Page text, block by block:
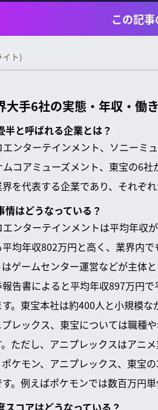
この記
イト)
大手6社の実態・年収・働
半と呼ばれる企業とは？
ンターテインメント、ソニーミ
コアミューズメント、東宝の6
を代表する企業であり、それぞれ
情はどうなっている？
ンターテインメントは平均年収
均年収802万円と高く、業界内
ゲームセンター運営などが主体
告書によると平均年収897万円
。東宝本社は約400人と小規模
レックス、東宝については職種
ただし、アニプレックスはアニ
ケモン、アニプレックス、東宝
。例えばポケモンでは数百万円
スコアはどうなっている？